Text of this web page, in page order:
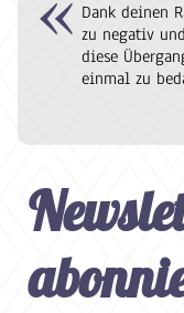
Dank deinen
zu negativ
diese
einmal zu